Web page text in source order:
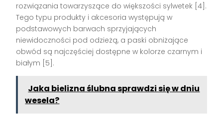
rozwiązania towarzyszące do większości sylwetek [4].
Tego typu produkty i akcesoria występują w
podstawowych barwach sprzyjających
niewidoczności pod odzieżą, a paski obniżające
obwód są najczęściej dostępne w kolorze czarnym i
białym [5].
Jaka bielizna ślubna sprawdzi się w dniu
wesela?